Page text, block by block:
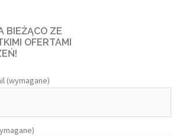
BIEŻĄCO ZE
OFERTAMI
(wymagane)